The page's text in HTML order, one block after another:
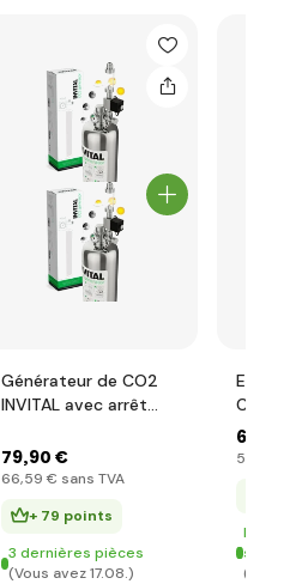
Générateur de CO2
INVITAL avec arrêt
de 2l
79,90 €
66,59 € sans TVA
+ 79 points
3 dernières pièces
(Vous avez 17.08.)
CO2
63
53
stock